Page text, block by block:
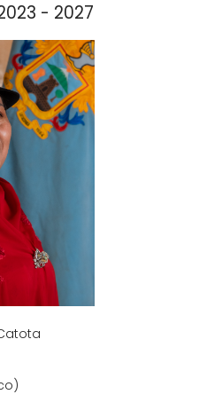
- 2027